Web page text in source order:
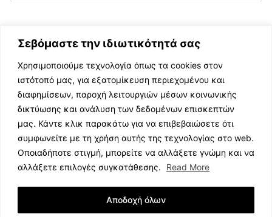
Σεβόμαστε την ιδιωτικότητά σας
Χρησιμοποιούμε τεχνολογία όπως τα cookies στον
ιστότοπό μας, για εξατομίκευση περιεχομένου και
διαφημίσεων, παροχή λειτουργιών μέσων κοινωνικής
δικτύωσης και ανάλυση των δεδομένων επισκεπτών
μας. Κάντε κλικ παρακάτω για να επιβεβαιώσετε ότι
συμφωνείτε με τη χρήση αυτής της τεχνολογίας στο web.
Οποιαδήποτε στιγμή, μπορείτε να αλλάξετε γνώμη και να
αλλάξετε επιλογές συγκατάθεσης.
Read More
Αποδοχή όλων
ΕΛΛΗΝΙΚΗ ΜΟΥΣΙΚΗ
TV SHOWS
EVENTS
ΘΕΑΤΡΟ
ΔΙΑΓΩΝΙΣΜΟΙ
STOA CULTURA